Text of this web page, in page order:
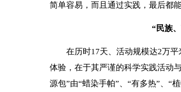
简单容易，而且通过实践，最后都
“民族
在历时17天、活动规模达2万平
体验，在于其严谨的科学实践活动
源包”由“蜡染手帕”、“有多热”、“